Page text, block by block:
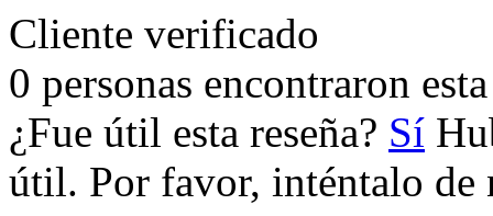
Cliente verificado
0 personas encontraron
¿Fue útil esta reseña? Sí
útil. Por favor, inténtalo de